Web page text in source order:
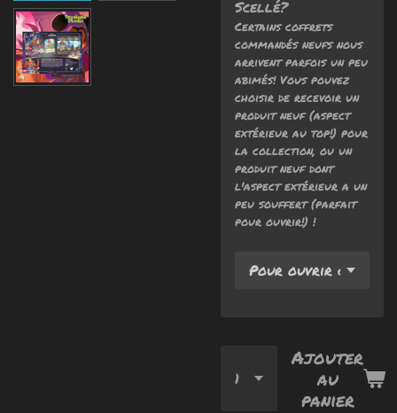
Scellé?
Certains coffrets
commandés neufs nous
arrivent parfois un peu
abimés! Vous pouvez
choisir de recevoir un
produit neuf (aspect
extérieur au top!) pour
la collection, ou un
produit neuf dont
l'aspect extérieur a un
peu souffert (parfait
pour ouvrir!) !
Ajouter
au
panier